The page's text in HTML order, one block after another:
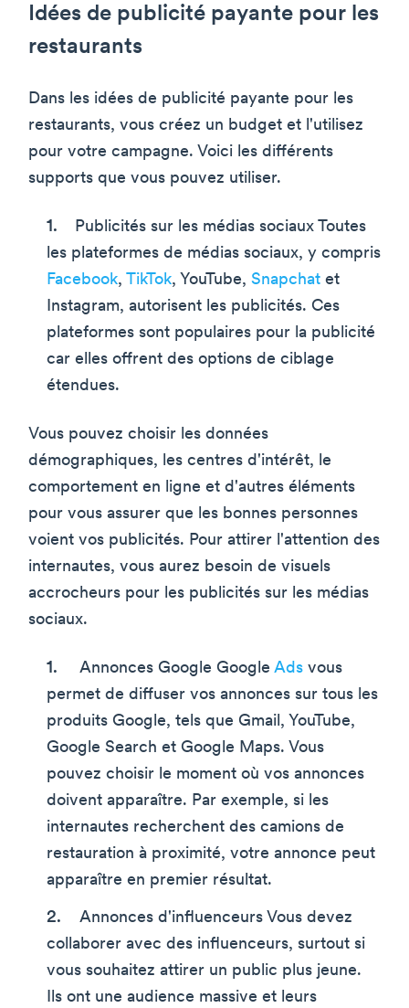
Idées de publicité payante pour les
restaurants
Dans les idées de publicité payante pour les
restaurants, vous créez un budget et l'utilisez
pour votre campagne. Voici les différents
supports que vous pouvez utiliser.
Publicités sur les médias sociaux Toutes
les plateformes de médias sociaux, y compris
Facebook, TikTok, YouTube, Snapchat et
Instagram, autorisent les publicités. Ces
plateformes sont populaires pour la publicité
car elles offrent des options de ciblage
étendues.
Vous pouvez choisir les données
démographiques, les centres d'intérêt, le
comportement en ligne et d'autres éléments
pour vous assurer que les bonnes personnes
voient vos publicités. Pour attirer l'attention des
internautes, vous aurez besoin de visuels
accrocheurs pour les publicités sur les médias
sociaux.
Annonces Google Google Ads vous
permet de diffuser vos annonces sur tous les
produits Google, tels que Gmail, YouTube,
Google Search et Google Maps. Vous
pouvez choisir le moment où vos annonces
doivent apparaître. Par exemple, si les
internautes recherchent des camions de
restauration à proximité, votre annonce peut
apparaître en premier résultat.
Annonces d'influenceurs Vous devez
collaborer avec des influenceurs, surtout si
vous souhaitez attirer un public plus jeune.
Ils ont une audience massive et leurs